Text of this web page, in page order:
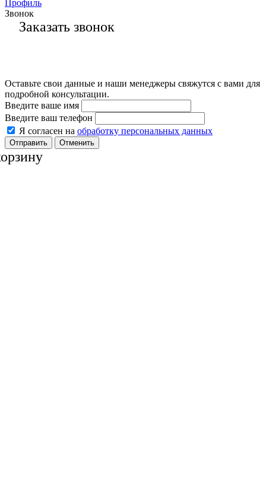
Профиль
Звонок
Заказать звонок
Оставьте свои данные и наши менеджеры свяжутся с вами для
подробной консультации.
Введите ваше имя
Введите ваш телефон
Я согласен на обработку персональных данных
Отменить